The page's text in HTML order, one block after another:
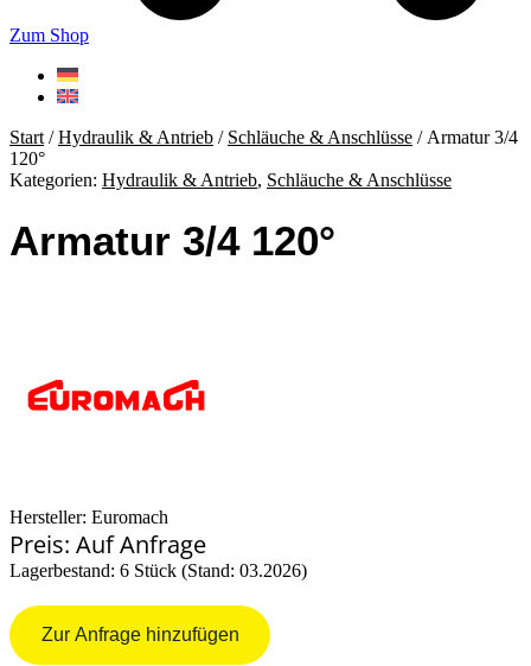
Zum Shop
Start /Hydraulik & Antrieb / Schläuche & Anschlüsse / Armatur 3/4
120°
Kategorien: Hydraulik & Antrieb, Schläuche & Anschlüsse
Armatur 3/4 120°
Hersteller: Euromach
Preis: Auf Anfrage
Lagerbestand: 6 Stück (Stand: 03.2026)
Zur Anfrage hinzufügen